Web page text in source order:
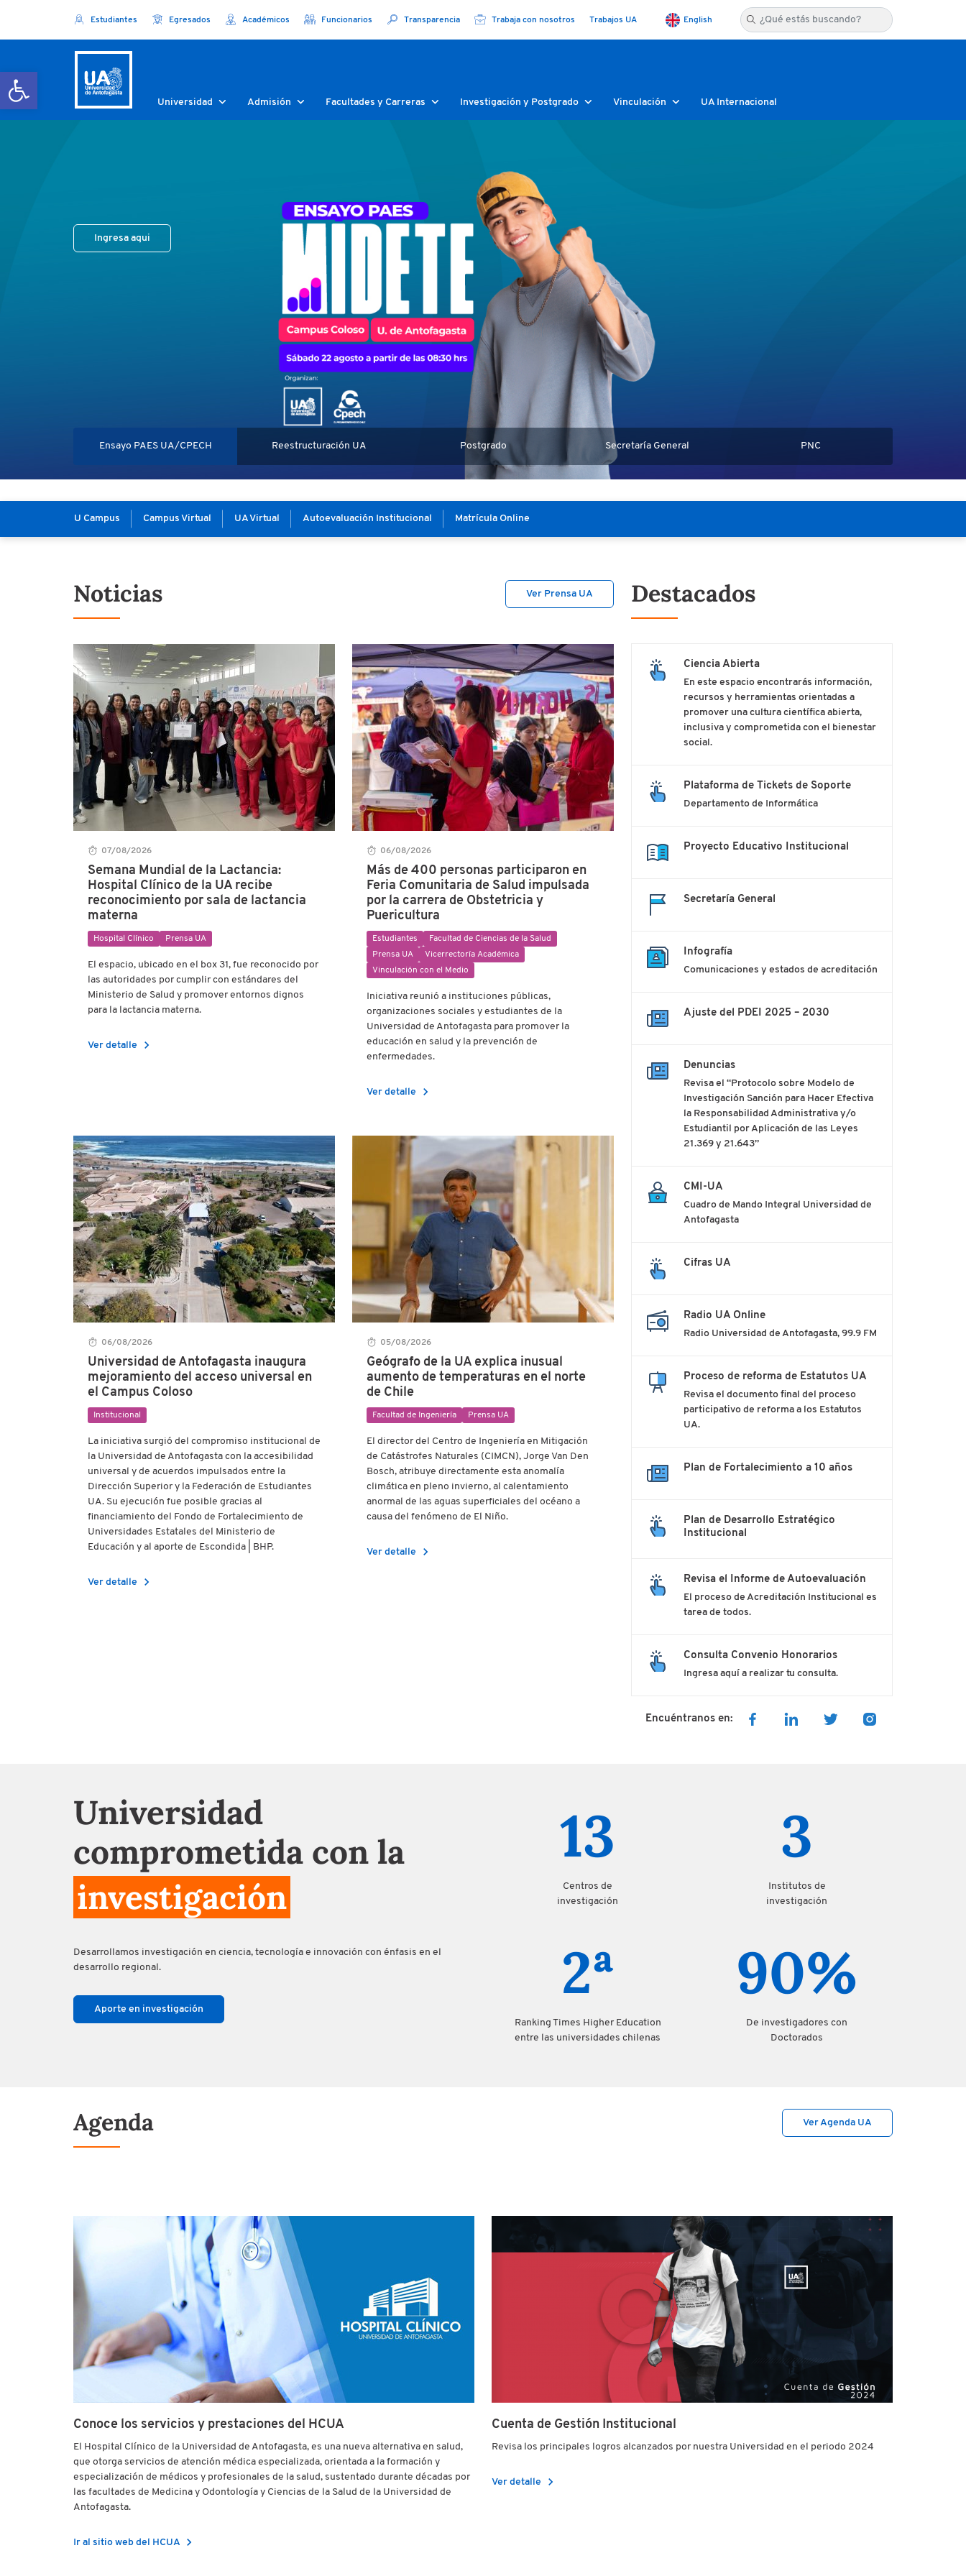
Abrir barra de herramientas
Estudiantes Egresados Académicos Funcionarios Transparencia Trabaja con nosotros Trabajos UA English
Universidad Admisión Facultades y Carreras Investigación y Postgrado Vinculación UA Internacional
Ingresa aqui
Ensayo PAES UA/CPECH Reestructuración UA Postgrado Secretaría General PNC
U Campus Campus Virtual UA Virtual Autoevaluación Institucional Matrícula Online
Noticias Ver Prensa UA
07/08/2026
Semana Mundial de la Lactancia:
Hospital Clínico de la UA recibe
reconocimiento por sala de lactancia
materna
Hospital Clínico Prensa UA
El espacio, ubicado en el box 31, fue reconocido por
las autoridades por cumplir con estándares del
Ministerio de Salud y promover entornos dignos
para la lactancia materna.
Ver detalle chevron_right
06/08/2026
Más de 400 personas participaron en
Feria Comunitaria de Salud impulsada
por la carrera de Obstetricia y
Puericultura
Estudiantes
Facultad de Ciencias de la Salud
Prensa UA
Vicerrectoría Académica
Vinculación con el Medio
Iniciativa reunió a instituciones públicas,
organizaciones sociales y estudiantes de la
Universidad de Antofagasta para promover la
educación en salud y la prevención de
enfermedades.
Ver detalle chevron_right
06/08/2026
Universidad de Antofagasta inaugura
mejoramiento del acceso universal en
el Campus Coloso
Institucional
La iniciativa surgió del compromiso institucional de
la Universidad de Antofagasta con la accesibilidad
universal y de acuerdos impulsados entre la
Dirección Superior y la Federación de Estudiantes
UA. Su ejecución fue posible gracias al
financiamiento del Fondo de Fortalecimiento de
Universidades Estatales del Ministerio de
Educación y al aporte de Escondida | BHP.
Ver detalle chevron_right
05/08/2026
Geógrafo de la UA explica inusual
aumento de temperaturas en el norte
de Chile
Facultad de Ingeniería Prensa UA
El director del Centro de Ingeniería en Mitigación
de Catástrofes Naturales (CIMCN), Jorge Van Den
Bosch, atribuye directamente esta anomalía
climática en pleno invierno, al calentamiento
anormal de las aguas superficiales del océano a
causa del fenómeno de El Niño.
Ver detalle chevron_right
Destacados
Ciencia Abierta
En este espacio encontrarás información,
recursos y herramientas orientadas a
promover una cultura científica abierta,
inclusiva y comprometida con el bienestar
social.
Plataforma de Tickets de Soporte
Departamento de Informática
Proyecto Educativo Institucional
Secretaría General
Infografía
Comunicaciones y estados de acreditación
Ajuste del PDEI 2025 – 2030
Denuncias
Revisa el “Protocolo sobre Modelo de
Investigación Sanción para Hacer Efectiva
la Responsabilidad Administrativa y/o
Estudiantil por Aplicación de las Leyes
21.369 y 21.643”
CMI-UA
Cuadro de Mando Integral Universidad de
Antofagasta
Cifras UA
Radio UA Online
Radio Universidad de Antofagasta, 99.9 FM
Proceso de reforma de Estatutos UA
Revisa el documento final del proceso
participativo de reforma a los Estatutos
UA.
Plan de Fortalecimiento a 10 años
Plan de Desarrollo Estratégico
Institucional
Revisa el Informe de Autoevaluación
El proceso de Acreditación Institucional es
tarea de todos.
Consulta Convenio Honorarios
Ingresa aquí a realizar tu consulta.
Encuéntranos en:
Universidad
comprometida con la
investigación
Desarrollamos investigación en ciencia, tecnología e innovación con énfasis en el
desarrollo regional.
Aporte en investigación
13
Centros de
investigación
3
Institutos de
investigación
2ª
Ranking Times Higher Education
entre las universidades chilenas
90%
De investigadores con
Doctorados
Agenda Ver Agenda UA
Conoce los servicios y prestaciones del HCUA
El Hospital Clínico de la Universidad de Antofagasta, es una nueva alternativa en salud,
que otorga servicios de atención médica especializada, orientada a la formación y
especialización de médicos y profesionales de la salud, sustentado durante décadas por
las facultades de Medicina y Odontología y Ciencias de la Salud de la Universidad de
Antofagasta.
Ir al sitio web del HCUA chevron_right
Cuenta de Gestión Institucional
Revisa los principales logros alcanzados por nuestra Universidad en el periodo 2024
Ver detalle chevron_right